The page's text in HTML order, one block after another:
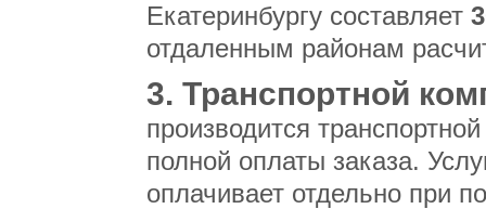
Екатеринбургу составляет
отдаленным районам
3. Транспортной
производится
полной оплаты заказа.
оплачивает отдельно при